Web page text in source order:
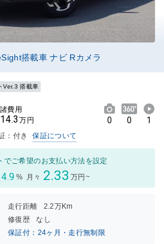
搭載車 ナビ Rカメラ
Ver.3 搭載車
諸費用
14.3 万円 0 0 1
：付き 保証について
でご希望のお支払い方法を設定
4.9 % 月々 2.33 万円~
走行距離
2.2万Km
修復歴
なし
保証付：24ヶ月・走行無制限